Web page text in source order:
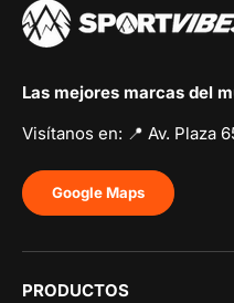
Las mejores marcas del
Visítanos en: 📍 Av. Plaza
Google Maps
PRODUCTOS